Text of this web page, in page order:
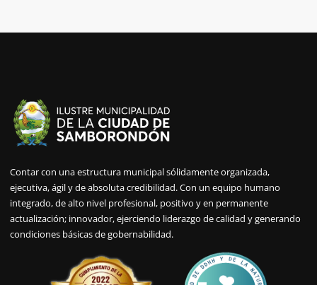
Contar con una estructura municipal sólidamente organizada,
ejecutiva, ágil y de absoluta credibilidad. Con un equipo humano
integrado, de alto nivel profesional, positivo y en permanente
actualización; innovador, ejerciendo liderazgo de calidad y generando
condiciones básicas de gobernabilidad.